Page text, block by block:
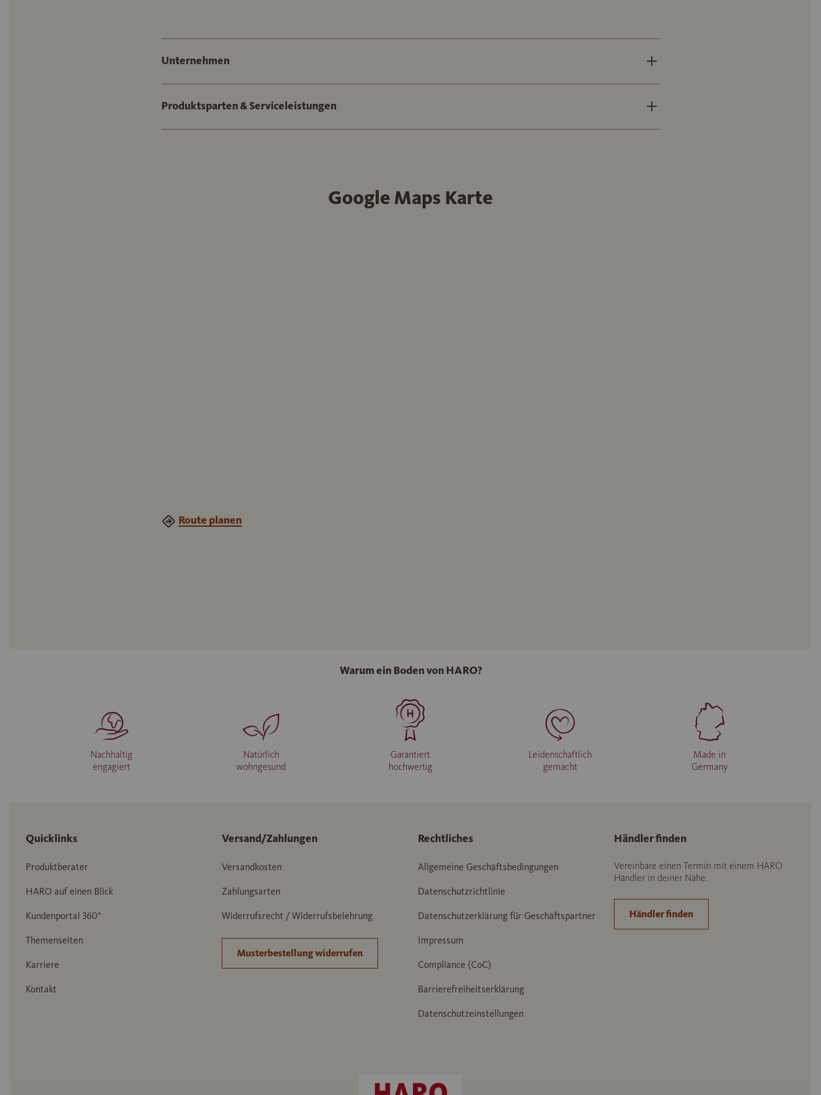
Unternehmen
Produktsparten & Serviceleistungen
Google Maps Karte
Route planen
Warum ein Boden von HARO?
Nachhaltig
engagiert
Natürlich
wohngesund
Garantiert
hochwertig
Leidenschaftlich
gemacht
Made in
Germany
Quicklinks
Produktberater
HARO auf einen Blick
Kundenportal 360°
Themenseiten
Karriere
Kontakt
Versand/Zahlungen
Versandkosten
Zahlungsarten
Widerrufsrecht / Widerrufsbelehrung
Musterbestellung widerrufen
Rechtliches
Allgemeine Geschäftsbedingungen
Datenschutzrichtlinie
Datenschutzerklärung für Geschäftspartner
Impressum
Compliance (CoC)
Barrierefreiheitserklärung
Datenschutzeinstellungen
Händler finden
Vereinbare einen Termin mit einem HARO
Händler in deiner Nähe.
Händler finden